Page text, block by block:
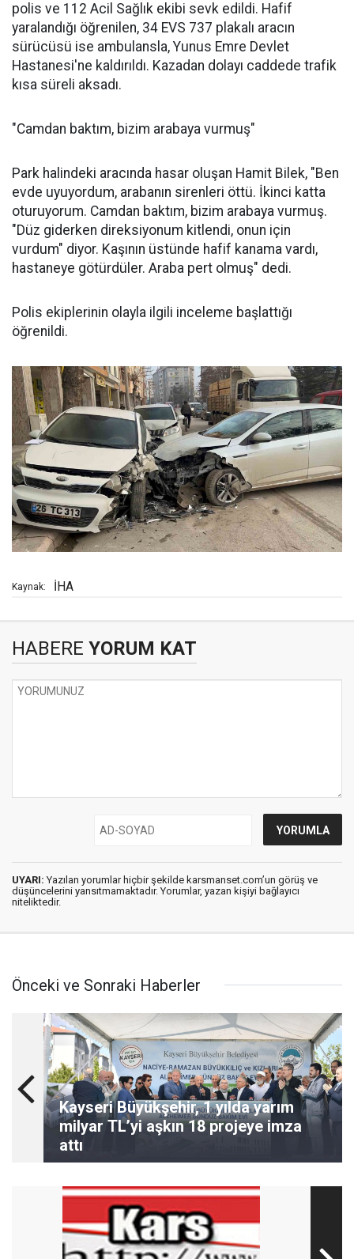
polis ve 112 Acil Sağlık ekibi sevk edildi. Hafif
yaralandığı öğrenilen, 34 EVS 737 plakalı aracın
sürücüsü ise ambulansla, Yunus Emre Devlet
Hastanesi'ne kaldırıldı. Kazadan dolayı caddede trafik
kısa süreli aksadı.
"Camdan baktım, bizim arabaya vurmuş"
Park halindeki aracında hasar oluşan Hamit Bilek, "Ben
evde uyuyordum, arabanın sirenleri öttü. İkinci katta
oturuyorum. Camdan baktım, bizim arabaya vurmuş.
"Düz giderken direksiyonum kitlendi, onun için
vurdum" diyor. Kaşının üstünde hafif kanama vardı,
hastaneye götürdüler. Araba pert olmuş" dedi.
Polis ekiplerinin olayla ilgili inceleme başlattığı
öğrenildi.
Kaynak: İHA
HABERE YORUM KAT
UYARI: Yazılan yorumlar hiçbir şekilde karsmanset.com’un görüş ve
düşüncelerini yansıtmamaktadır. Yorumlar, yazan kişiyi bağlayıcı
niteliktedir.
Önceki ve Sonraki Haberler
Kayseri Büyükşehir, 1 yılda yarım
milyar TL’yi aşkın 18 projeye imza
attı